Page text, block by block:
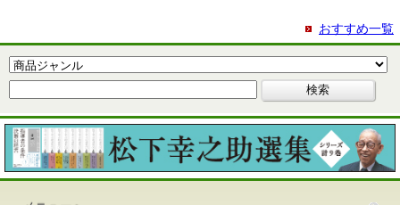
おすすめ一覧